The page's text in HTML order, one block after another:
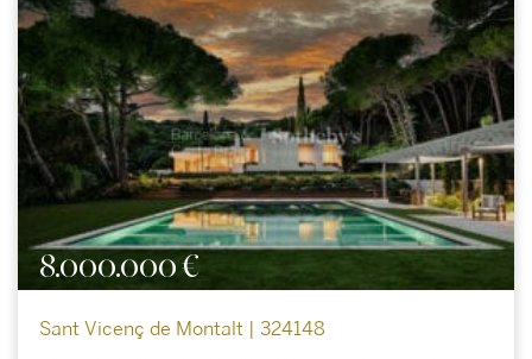
8.000.000 €
Sant Vicenç de Montalt | 324148